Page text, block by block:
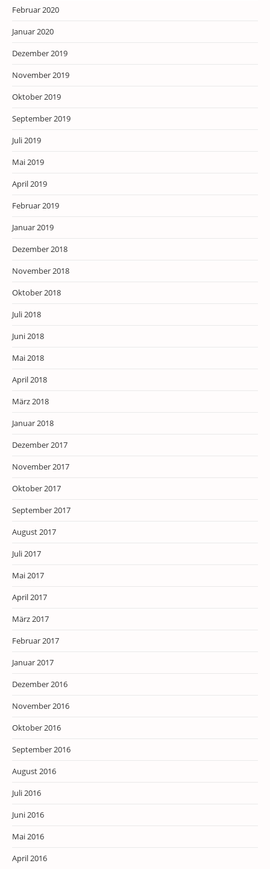
Februar 2020
Januar 2020
Dezember 2019
November 2019
Oktober 2019
September 2019
Juli 2019
Mai 2019
April 2019
Februar 2019
Januar 2019
Dezember 2018
November 2018
Oktober 2018
Juli 2018
Juni 2018
Mai 2018
April 2018
März 2018
Januar 2018
Dezember 2017
November 2017
Oktober 2017
September 2017
August 2017
Juli 2017
Mai 2017
April 2017
März 2017
Februar 2017
Januar 2017
Dezember 2016
November 2016
Oktober 2016
September 2016
August 2016
Juli 2016
Juni 2016
Mai 2016
April 2016